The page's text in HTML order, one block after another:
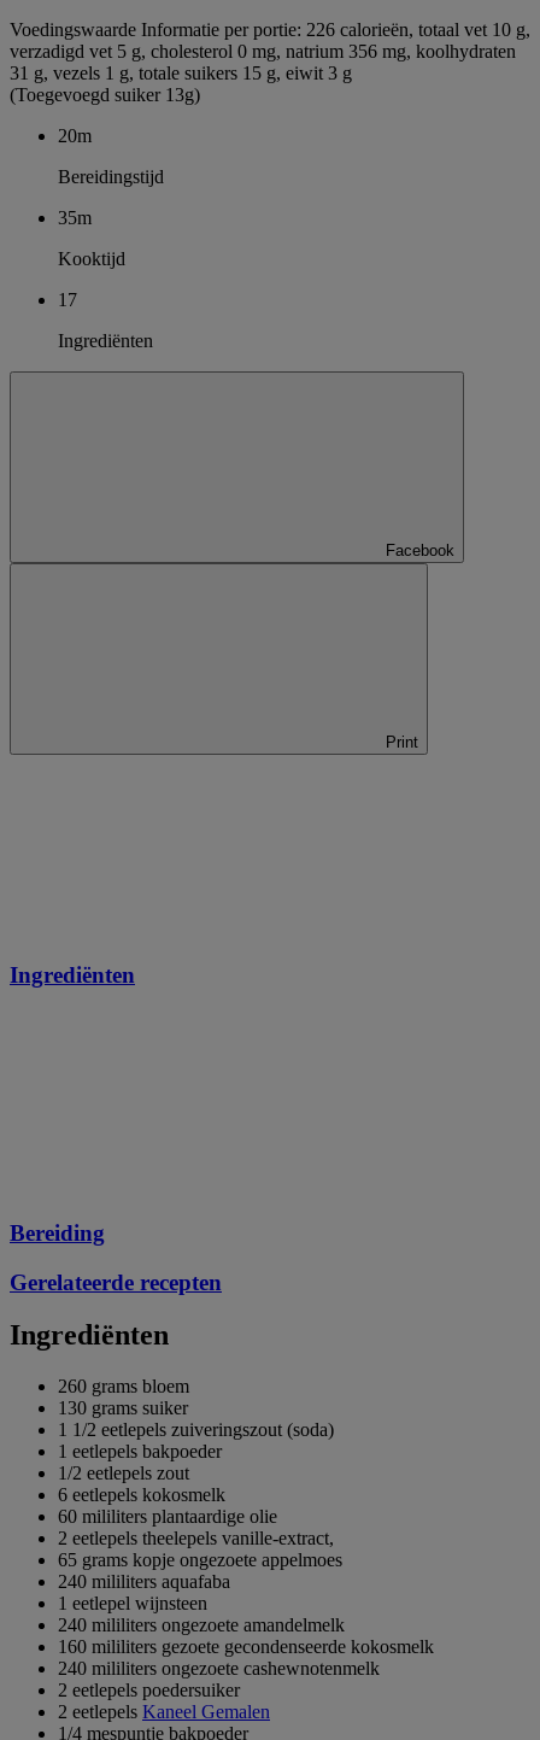
Voedingswaarde Informatie per portie: 226 calorieën, totaal vet 10 g,
verzadigd vet 5 g, cholesterol 0 mg, natrium 356 mg, koolhydraten
31 g, vezels 1 g, totale suikers 15 g, eiwit 3 g
(Toegevoegd suiker 13g)
20m
Bereidingstijd
35m
Kooktijd
17
Ingrediënten
Facebook
Print
Ingrediënten
Bereiding
Gerelateerde recepten
Ingrediënten
260 grams bloem
130 grams suiker
1 1/2 eetlepels zuiveringszout (soda)
1 eetlepels bakpoeder
1/2 eetlepels zout
6 eetlepels kokosmelk
60 mililiters plantaardige olie
2 eetlepels theelepels vanille-extract,
65 grams kopje ongezoete appelmoes
240 mililiters aquafaba
1 eetlepel wijnsteen
240 mililiters ongezoete amandelmelk
160 mililiters gezoete gecondenseerde kokosmelk
240 mililiters ongezoete cashewnotenmelk
2 eetlepels poedersuiker
2 eetlepels Kaneel Gemalen
1/4 mespuntje bakpoeder